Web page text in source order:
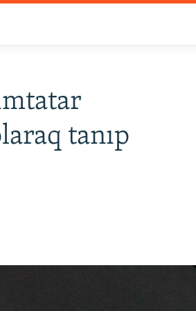
tanıp